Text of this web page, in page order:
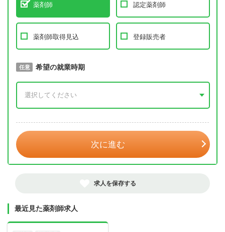
薬剤師 認定薬剤師
薬剤師取得見込 登録販売者
必須 取得予定年
任意 希望の就業時期
次に進む
求人を保存する
最近見た薬剤師求人